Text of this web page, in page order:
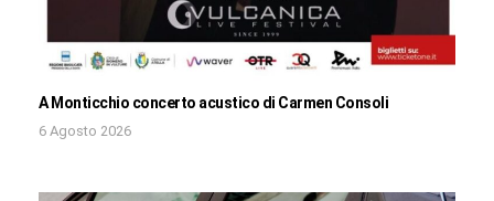
A Monticchio concerto acustico di Carmen Consoli
6 Agosto 2026